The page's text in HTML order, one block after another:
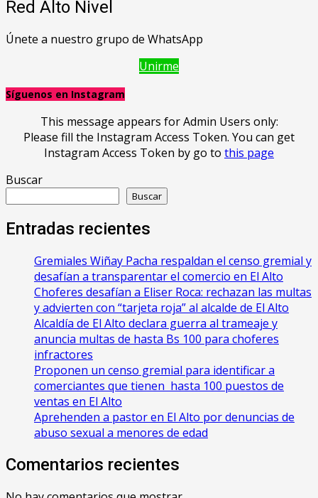
Red Alto Nivel
Únete a nuestro grupo de WhatsApp
Unirme
Síguenos en Instagram
This message appears for Admin Users only:
Please fill the Instagram Access Token. You can get
Instagram Access Token by go to this page
Buscar
Buscar
Entradas recientes
Gremiales Wiñay Pacha respaldan el censo gremial y
desafían a transparentar el comercio en El Alto
Choferes desafían a Eliser Roca: rechazan las multas
y advierten con “tarjeta roja” al alcalde de El Alto
‎Alcaldía de El Alto declara guerra al trameaje y
anuncia multas de hasta Bs 100 para choferes
infractores
Proponen un censo gremial para identificar a
comerciantes que tienen hasta 100 puestos de
ventas en El Alto
Aprehenden a pastor en El Alto por denuncias de
abuso sexual a menores de edad
Comentarios recientes